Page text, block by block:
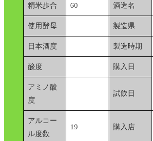
精米歩合 60 酒造名
使用酵母 製造県
日本酒度 製造時期
酸度 購入日
アミノ酸
度
試飲日
アルコー
ル度数
19 購入店